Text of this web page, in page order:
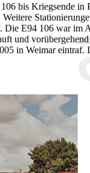
bis Kriegsende in
E94 106 war im
und
in Weimar